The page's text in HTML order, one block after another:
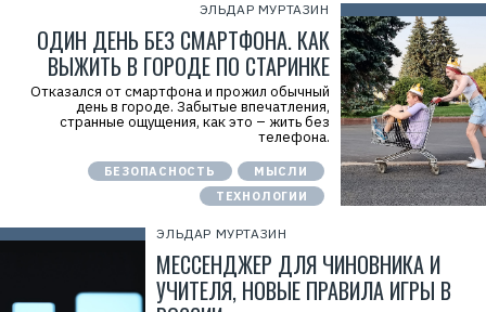
ЭЛЬДАР МУРТАЗИН
ОДИН ДЕНЬ БЕЗ СМАРТФОНА. КАК
ВЫЖИТЬ В ГОРОДЕ ПО СТАРИНКЕ
Отказался от смартфона и прожил обычный
день в городе. Забытые впечатления,
странные ощущения, как это – жить без
телефона.
БЕЗОПАСНОСТЬ
МЫСЛИ
ТЕХНОЛОГИИ
ЭЛЬДАР МУРТАЗИН
МЕССЕНДЖЕР ДЛЯ ЧИНОВНИКА И
УЧИТЕЛЯ, НОВЫЕ ПРАВИЛА ИГРЫ В